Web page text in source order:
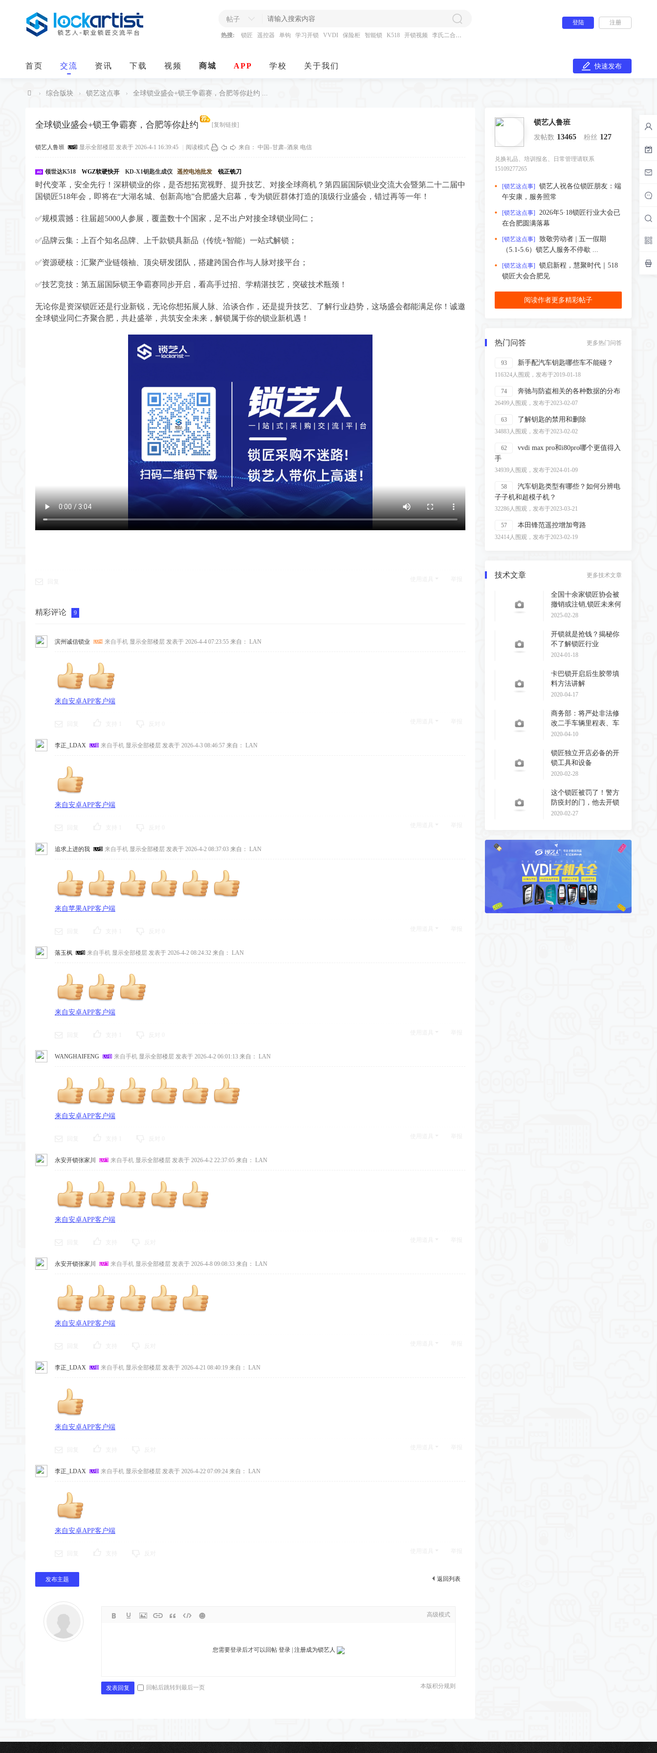
帖子
热搜: 锁匠 遥控器 单钩 学习开锁 VVDI 保险柜 智能锁 K518 开锁视频 李氏二合一
登陆 注册
首页 交流 资讯 下载 视频 商城 APP 学校 关于我们 快速发布
› 综合版块 › 锁艺这点事 › 全球锁业盛会+锁王争霸赛，合肥等你赴约 ...
锁艺人鲁班
发帖数 13465 粉丝 127
兑换礼品、培训报名、日常管理请联系
15109277265
[锁艺这点事]
锁艺人祝各位锁匠朋友：端
午安康，服务照常
[锁艺这点事]
2026年5·18锁匠行业大会已
在合肥圆满落幕
[锁艺这点事]
致敬劳动者 | 五一假期
（5.1-5.6）锁艺人服务不停歇 ...
[锁艺这点事]
锁启新程，慧聚时代｜518
锁匠大会合肥见
阅读作者更多精彩帖子
热门问答 更多热门问答
93 新手配汽车钥匙哪些车不能碰？
116324人围观，发布于2019-01-18
74 奔驰与防盗相关的各种数据的分布
26499人围观，发布于2023-02-07
63 了解钥匙的禁用和删除
34883人围观，发布于2023-02-02
62
vvdi max pro和i80pro哪个更值得入
手
34939人围观，发布于2024-01-09
58
汽车钥匙类型有哪些？如何分辨电
子子机和超模子机？
32286人围观，发布于2023-03-21
57 本田锋范遥控增加弯路
32414人围观，发布于2023-02-19
技术文章 更多技术文章
全国十余家锁匠协会被
撤销或注销,锁匠未来何
去何从?
2025-02-28
开锁就是抢钱？揭秘你
不了解锁匠行业
2024-01-18
卡巴锁开启后生胶带填
料方法讲解
2020-04-17
商务部：将严处非法修
改二手车辆里程表、车
辆识别代码和发动
2020-04-10
锁匠独立开店必备的开
锁工具和设备
2020-02-28
这个锁匠被罚了！警方
防疫封的门，他去开锁
了！
2020-02-27
全球锁业盛会+锁王争霸赛，合肥等你赴约 [复制链接]
锁艺人鲁班 显示全部楼层 发表于 2026-4-1 16:39:45 阅读模式 来自： 中国–甘肃–酒泉 电信
领世达K518 WGZ软硬快开 KD-X1钥匙生成仪 遥控电池批发 锐正铣刀
时代变革，安全先行！深耕锁业的你，是否想拓宽视野、提升技艺、对接全球商机？第四届国际锁业交流大会暨第二十二届中
国锁匠518年会，即将在“大湖名城、创新高地”合肥盛大启幕，专为锁匠群体打造的顶级行业盛会，错过再等一年！
✅规模震撼：往届超5000人参展，覆盖数十个国家，足不出户对接全球锁业同仁；
✅品牌云集：上百个知名品牌、上千款锁具新品（传统+智能）一站式解锁；
✅资源硬核：汇聚产业链领袖、顶尖研发团队，搭建跨国合作与人脉对接平台；
✅技艺竞技：第五届国际锁王争霸赛同步开启，看高手过招、学精湛技艺，突破技术瓶颈！
无论你是资深锁匠还是行业新锐，无论你想拓展人脉、洽谈合作，还是提升技艺、了解行业趋势，这场盛会都能满足你！诚邀
全球锁业同仁齐聚合肥，共赴盛举，共筑安全未来，解锁属于你的锁业新机遇！
精彩评论 9
滨州诚信锁业 来自手机 显示全部楼层 发表于 2026-4-4 07:23:55 来自： LAN
来自安卓APP客户端
李正_LDAX 来自手机 显示全部楼层 发表于 2026-4-3 08:46:57 来自： LAN
来自安卓APP客户端
追求上进的我 来自手机 显示全部楼层 发表于 2026-4-2 08:37:03 来自： LAN
来自苹果APP客户端
落玉枫 来自手机 显示全部楼层 发表于 2026-4-2 08:24:32 来自： LAN
来自安卓APP客户端
WANGHAIFENG 来自手机 显示全部楼层 发表于 2026-4-2 06:01:13 来自： LAN
来自安卓APP客户端
永安开锁张家川 来自手机 显示全部楼层 发表于 2026-4-2 22:37:05 来自： LAN
来自安卓APP客户端
永安开锁张家川 来自手机 显示全部楼层 发表于 2026-4-8 09:08:33 来自： LAN
来自安卓APP客户端
李正_LDAX 来自手机 显示全部楼层 发表于 2026-4-21 08:40:19 来自： LAN
来自安卓APP客户端
李正_LDAX 来自手机 显示全部楼层 发表于 2026-4-22 07:09:24 来自： LAN
来自安卓APP客户端
发布主题 返回列表
高级模式
您需要登录后才可以回帖 登录| 注册成为锁艺人
本版积分规则
发表回复 回帖后跳转到最后一页